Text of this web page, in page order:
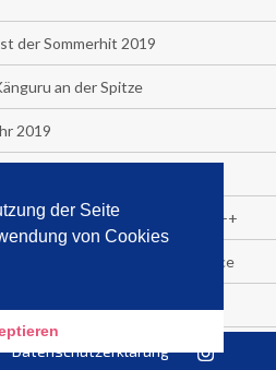
der Seite
von Cookies
der Sommerhit 2019
an der Spitze
2019
Media Control News +++++
zum Leiter E-Commerce
WM:
Datenschutzerklärung